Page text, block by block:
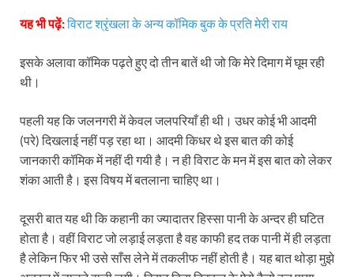
यह भी पढ़ें:विराट श्रृंखला के अन्य कॉमिक बुक के प्रति मेरी राय
इसके अलावा कॉमिक पढ़ते हुए दो तीन बातें थी जो कि मेरे दिमाग में घूम रही
थी।
पहली यह कि जलनगरी में केवल जलपरियाँ ही थी। उधर कोई भी आदमी
(परे) दिखलाई नहीं पड़ रहा था। आदमी किधर थे इस बात की कोई
जानकारी कॉमिक में नहीं दी गयी है। न ही विराट के मन में इस बात को लेकर
शंका आती है। इस विषय में बतलाना चाहिए था।
दूसरी बात यह थी कि कहानी का ज्यादातर हिस्सा पानी के अन्दर ही घटित
होता है। वहीं विराट जो लड़ाई लड़ता है वह काफी हद तक पानी में ही लड़ता
है लेकिन फिर भी उसे साँस लेने में तकलीफ नहीं होती है। यह बात थोड़ा मुझे